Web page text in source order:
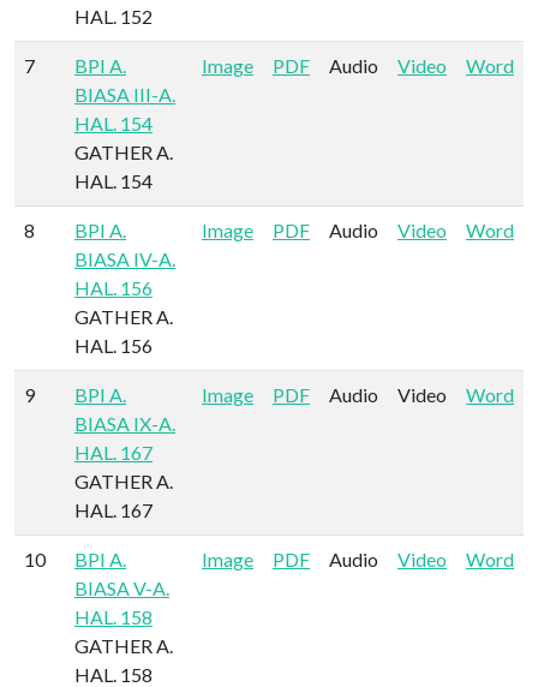
HAL. 152
7
BPI A.
BIASA III-A.
HAL. 154
GATHER A.
HAL. 154
Image PDF Audio Video Word
8
BPI A.
BIASA IV-A.
HAL. 156
GATHER A.
HAL. 156
Image PDF Audio Video Word
9
BPI A.
BIASA IX-A.
HAL. 167
GATHER A.
HAL. 167
Image PDF Audio Video Word
10
BPI A.
BIASA V-A.
HAL. 158
GATHER A.
HAL. 158
Image PDF Audio Video Word